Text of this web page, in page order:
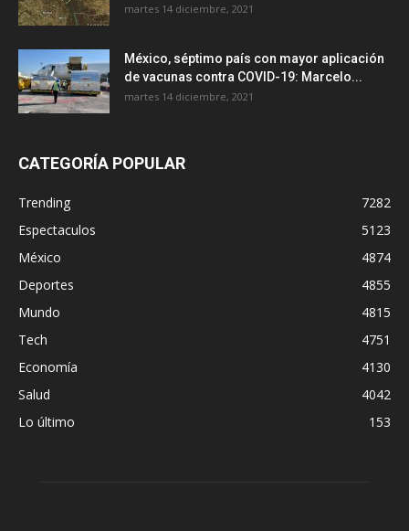
martes 14 diciembre, 2021
México, séptimo país con mayor aplicación
de vacunas contra COVID-19: Marcelo...
martes 14 diciembre, 2021
CATEGORÍA POPULAR
Trending
7282
Espectaculos
5123
México
4874
Deportes
4855
Mundo
4815
Tech
4751
Economía
4130
Salud
4042
Lo último
153